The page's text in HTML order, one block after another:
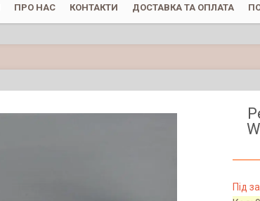
ПРО НАС КОНТАКТИ ДОСТАВКА ТА ОПЛАТА
Під